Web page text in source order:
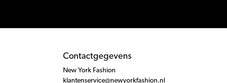
Contactgegevens
New York Fashion
klantenservice@newyorkfashion.nl